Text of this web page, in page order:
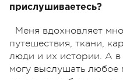
прислушиваетесь?
Меня вдохновляет
путешествия, ткани,
люди и их истории. А в
могу выслушать любое